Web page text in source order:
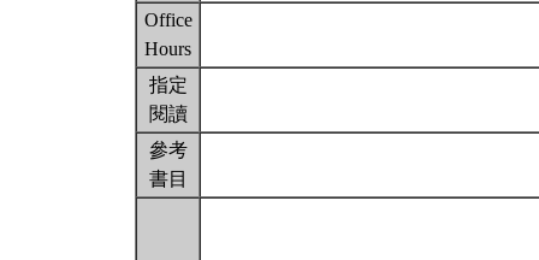
Office
Hours
指定
閱讀
參考
書目